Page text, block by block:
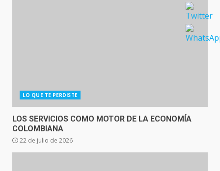
LO QUE TE PERDISTE
LOS SERVICIOS COMO MOTOR DE LA ECONOMÍA
COLOMBIANA
22 de julio de 2026